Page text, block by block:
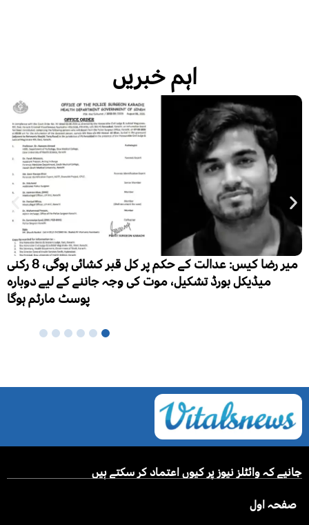
اہم خبریں
پاکستان میں فالج تیزی سے بڑھتا بحران،
ہزار نئے مریض، ایک لاکھ
جانیے کہ وائٹلز نیوز پر کیوں اعتماد کر سکتے ہیں
صفحہ اول